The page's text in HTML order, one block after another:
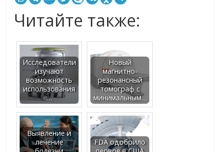
Читайте также:
Исследователи
изучают
возможность
использования
…
Новый
магнитно-
резонансный
томограф с
минимальным…
Выявление и
лечение
FDA одобрило